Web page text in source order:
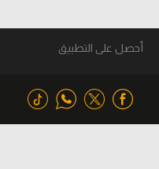
أحصل على التطبيق